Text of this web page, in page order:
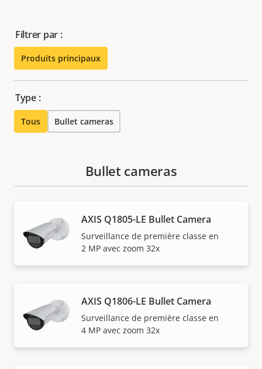
Filtrer par :
Produits principaux
Type :
Tous Bullet cameras
Bullet cameras
AXIS Q1805-LE Bullet Camera
Surveillance de première classe en
2 MP avec zoom 32x
AXIS Q1806-LE Bullet Camera
Surveillance de première classe en
4 MP avec zoom 32x